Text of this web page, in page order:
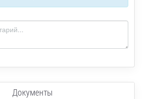
Документы